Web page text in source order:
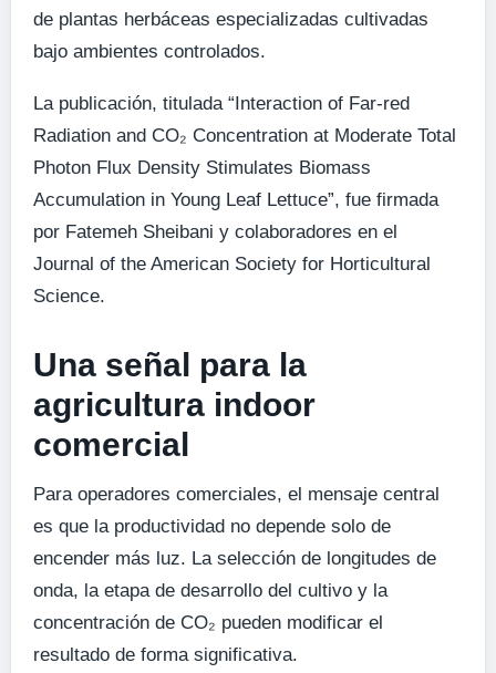
de plantas herbáceas especializadas cultivadas
bajo ambientes controlados.
La publicación, titulada “Interaction of Far-red
Radiation and CO₂ Concentration at Moderate Total
Photon Flux Density Stimulates Biomass
Accumulation in Young Leaf Lettuce”, fue firmada
por Fatemeh Sheibani y colaboradores en el
Journal of the American Society for Horticultural
Science.
Una señal para la
agricultura indoor
comercial
Para operadores comerciales, el mensaje central
es que la productividad no depende solo de
encender más luz. La selección de longitudes de
onda, la etapa de desarrollo del cultivo y la
concentración de CO₂ pueden modificar el
resultado de forma significativa.